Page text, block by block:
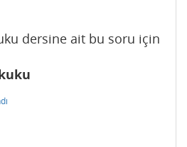
dersine ait bu soru için